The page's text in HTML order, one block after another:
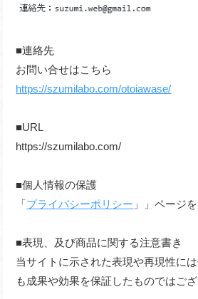
■連絡先
お問い合せはこちら
https://szumilabo.com/otoiawase/
■URL
https://szumilabo.com/
■個人情報の保護
「プライバシーポリシー 」」ページ
■表現、及び商品に関する注意書き
当サイトに示された表現や再現性に
も成果や効果を保証したものではござ